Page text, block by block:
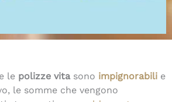
le polizze vitasono impignorabili e
le somme che vengono